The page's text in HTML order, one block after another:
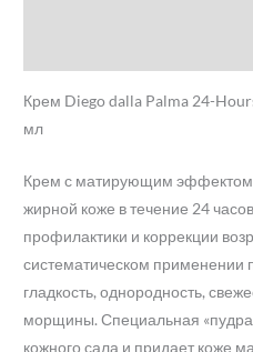
Крем Diego dalla Palma 24-
мл
Крем с матирующим
жирной коже в течение 24
профилактики и коррекции
систематическом применении
гладкость, однородность,
морщины. Специальная
кожного сала и придает коже